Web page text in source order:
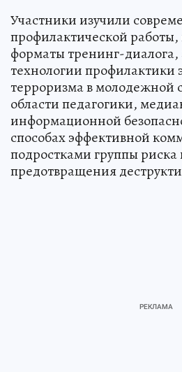
Участники изучили
профилактической
форматы тренинг-диалога,
технологии профилактики
терроризма в молодежной
области педагогики,
информационной
способах эффективной
подростками группы риска
предотвращения